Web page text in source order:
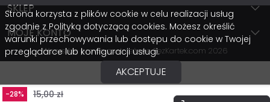
-28% 15,00 zł
SKLEP
MOJE KONTO
Wszystkie prawa zastrzeżone BezKartek.com 2026
Strona korzysta z plików cookie w celu realizacji usług
zgodnie z Polityką dotyczącą cookies. Możesz określić
warunki przechowywania lub dostępu do cookie w Twojej
przeglądarce lub konfiguracji usługi.
AKCEPTUJE